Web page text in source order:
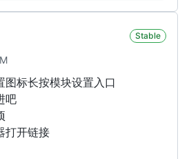
Stable
图标长按模块设置入口
吧
打开链接